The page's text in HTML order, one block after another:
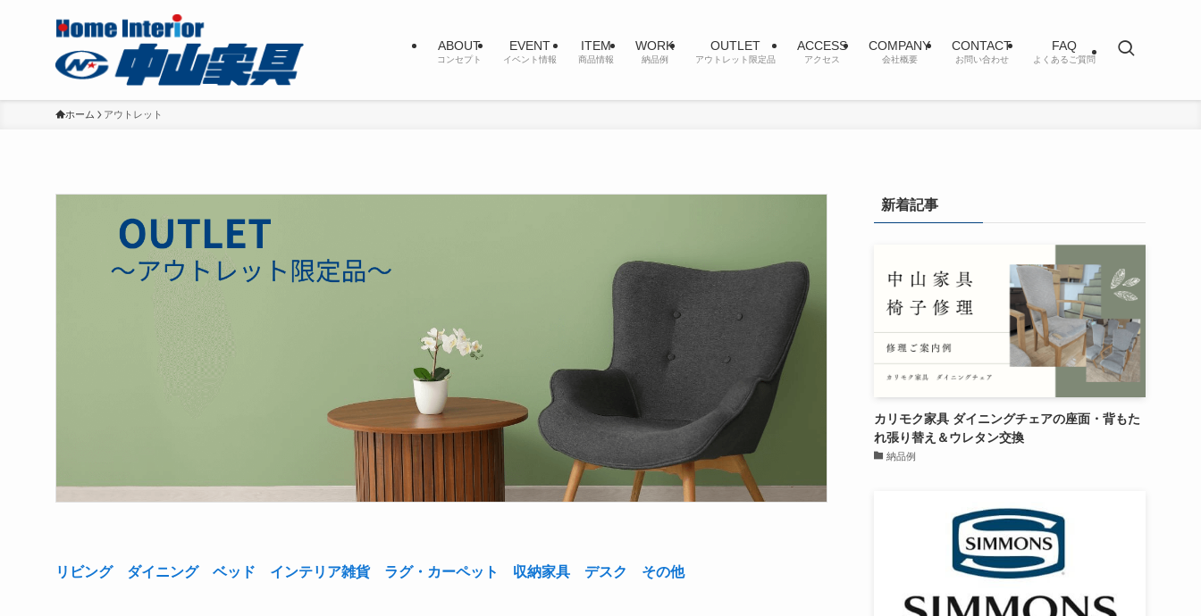
ABOUT
コンセプト
EVENT
イベント情報
ITEM
商品情報
WORK
納品例
OUTLET
アウトレット限定品
ACCESS
アクセス
COMPANY
会社概要
CONTACT
お問い合わせ
FAQ
よくあるご質問
ホーム アウトレット
リビング ダイニング ベッド インテリア雑貨 ラグ・カーペット 収納家具 デスク その他
新着記事
カリモク家具 ダイニングチェアの座面・背もた
れ張り替え＆ウレタン交換
納品例